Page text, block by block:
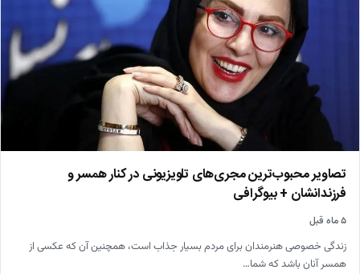
تصاویر محبوب‌ترین مجری‌های تلویزیونی در کنار همسر و
فرزندانشان + بیوگرافی
۵ ماه قبل
زندگی خصوصی هنرمندان برای مردم بسیار جذاب است، همچنین آن که عکسی از
همسر آنان باشد که شما…